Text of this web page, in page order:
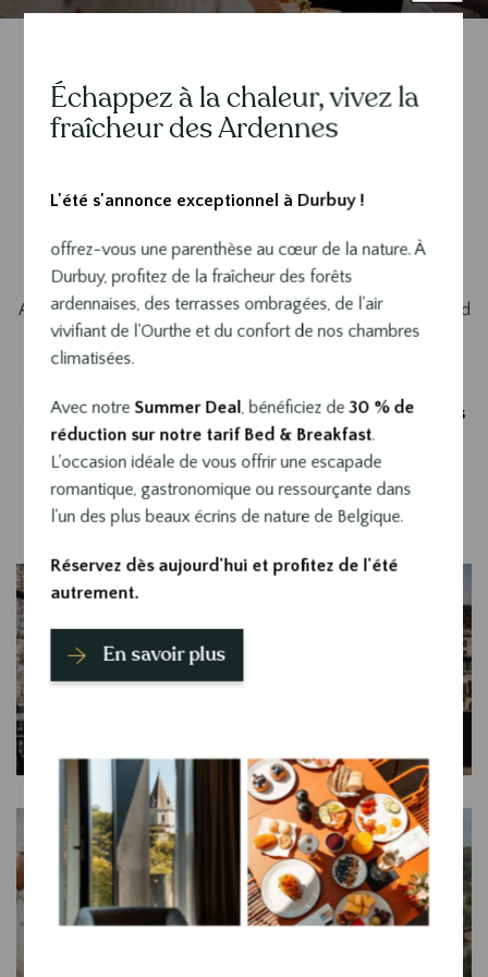
Durbuy, destination de choix
gastronomique en Belgique
À la recherche d’unséjour gastronomique en Belgique
allie nature, raffinement et haute cuisine ? Au Sanglier des
Ardennes, à Durbuy, l’expérience dépasse le simple week-end
: elle devient une immersion culinaire complète.
accueille pour uneescapade gastronomique en Ardennes
où excellence, terroir et créativité se rencontrent.
Contenu
Échappez à la chaleur, vivez la
fraîcheur des Ardennes
L'été s'annonce exceptionnel à Durbuy !
offrez-vous une parenthèse au cœur de la nature. À
Durbuy, profitez de la fraîcheur des forêts
ardennaises, des terrasses ombragées, de l'air
vivifiant de l'Ourthe et du confort de nos chambres
climatisées.
Avec notre Summer Deal, bénéficiez de30 % de
réduction sur notre tarif Bed & Breakfast.
L'occasion idéale de vous offrir une escapade
romantique, gastronomique ou ressourçante dans
l'un des plus beaux écrins de nature de Belgique.
Réservez dès aujourd'hui et profitez de l'été
autrement.
En savoir plus